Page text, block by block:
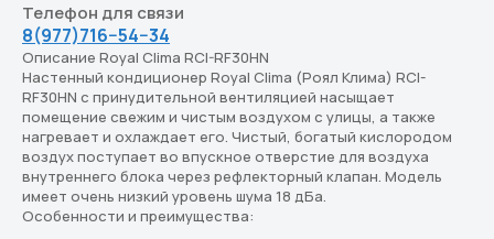
Телефон для связи
8(977)716−54−34
Описание Royal Clima RCI-RF30HN
Настенный кондиционер Royal Clima (Роял Клима) RCI-
RF30HN с принудительной вентиляцией насыщает
помещение свежим и чистым воздухом с улицы, а также
нагревает и охлаждает его. Чистый, богатый кислородом
воздух поступает во впускное отверстие для воздуха
внутреннего блока через рефлекторный клапан. Модель
имеет очень низкий уровень шума 18 дБа.
Особенности и преимущества: